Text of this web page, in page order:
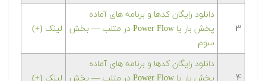
۳
‫‫دانلود رایگان کدها و برنامه های آماده
پخش بار یا Power Flow در متلب — بخش
سوم
لینک (+)
۴
‫‫دانلود رایگان کدها و برنامه های آماده
پخش بار یا Power Flow در متلب — بخش
لینک (+)